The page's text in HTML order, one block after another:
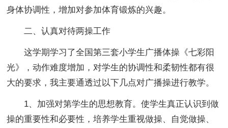
身体协调性，增加对参加体育锻炼的兴趣。
二、认真对待两操工作
这学期学习了全国第三套小学生广播体操《七彩阳
光》，动作难度增加，对学生的协调性和柔韧性都有很
大的要求，我主要通透过以下几点对广播操进行教学。
1、加强对第学生的思想教育。使学生真正认识到做
操的重要性和必要性，培养学生重视做操、自觉做操、